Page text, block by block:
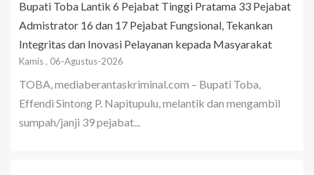
Bupati Toba Lantik 6 Pejabat Tinggi Pratama 33 Pejabat
Admistrator 16 dan 17 Pejabat Fungsional, Tekankan
Integritas dan Inovasi Pelayanan kepada Masyarakat
Kamis , 06-Agustus-2026
TOBA, mediaberantaskriminal.com – Bupati Toba,
Effendi Sintong P. Napitupulu, melantik dan mengambil
sumpah/janji 39 pejabat...